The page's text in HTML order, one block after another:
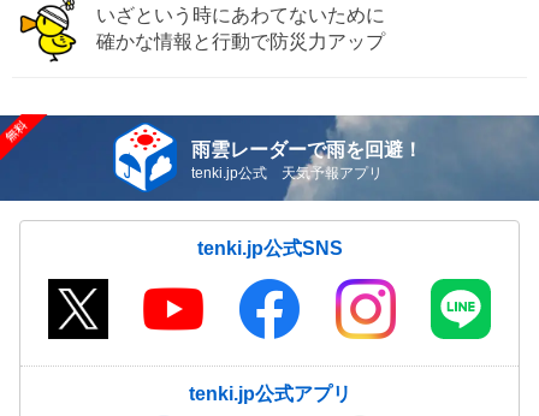
いざという時にあわてないために
確かな情報と行動で防災力アップ
雨雲レーダーで雨を回避！
tenki.jp公式 天気予報アプリ
tenki.jp公式SNS
tenki.jp公式アプリ